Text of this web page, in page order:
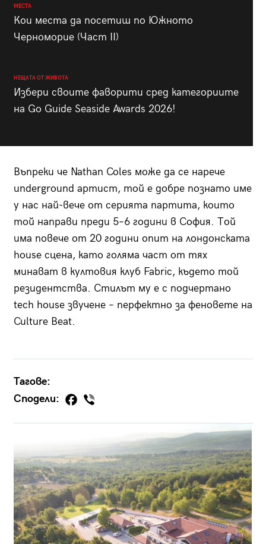
МЕСТА
Кои места да посетиш по Южното
Черноморие (Част II)
НЕЩАТА ОТ ЖИВОТА
Избери своите фаворити сред категориите
на Go Guide Seaside Awards 2026!
Въпреки че Nathan Coles може да се нарече
underground артист, той е добре познато име
у нас най-вече от серията партита, които
той направи преди 5–6 години в София. Той
има повече от 20 години опит на лондонската
house сцена, като голяма част от тях
минават в култовия клуб Fabric, където той
резидентства. Стилът му е с подчертано
tech house звучене – перфектно за феновете на
Culture Beat.
Тагове:
Сподели: